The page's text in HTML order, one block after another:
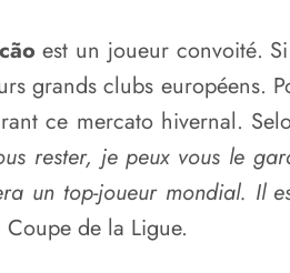
est un joueur convoité.
grands clubs européens.
ce mercato hivernal.
rester, je peux vous le
un top-joueur mondial. Il
de la Ligue.